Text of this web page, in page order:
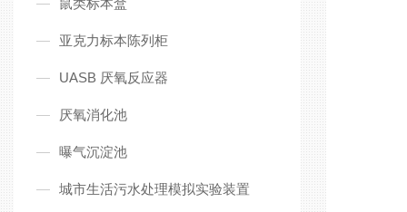
鼠类标本盒
亚克力标本陈列柜
UASB 厌氧反应器
厌氧消化池
曝气沉淀池
城市生活污水处理模拟实验装置